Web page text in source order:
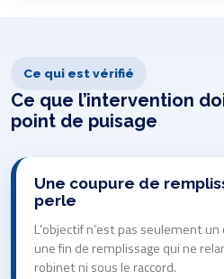
Ce qui est vérifié
Ce que l’intervention
point de puisage
Une coupure de
perle
L’objectif n’est pas seulement
une fin de remplissage qui ne
robinet ni sous le raccord.